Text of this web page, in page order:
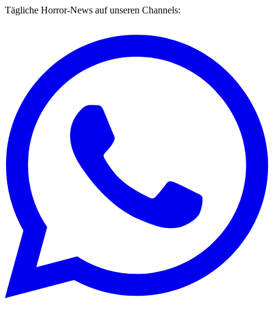
Tägliche Horror-News auf unseren Channels: